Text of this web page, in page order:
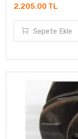
2,205.00 TL
Sepete Ekle